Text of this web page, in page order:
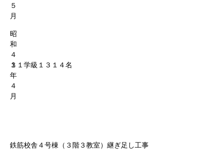
５
月
昭
和
４
１
年
４
月
３１学級１３１４名
鉄筋校舎４号棟（３階３教室）継ぎ足し工事